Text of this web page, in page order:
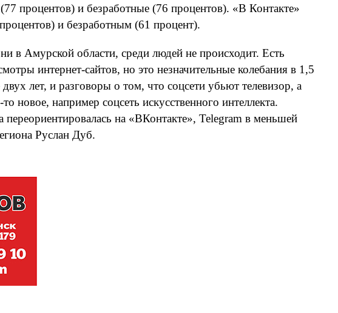
процентов) и безработные (76 процентов). «В Контакте»
и безработным (61 процент).
в Амурской области, среди людей не происходит. Есть
интернет-сайтов, но это незначительные колебания в 1,5
лет, и разговоры о том, что соцсети убьют телевизор, а
новое, например соцсеть искусственного интеллекта.
переориентировалась на «ВКонтакте», Telegram в меньшей
Руслан Дуб.